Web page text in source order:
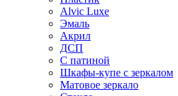
Alvic Luxe
Эмаль
Акрил
ДСП
С патиной
Шкафы-купе с зеркалом
Матовое зеркало